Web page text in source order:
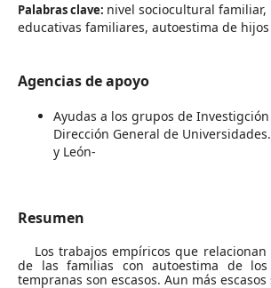
Palabras clave: nivel sociocultural familiar,
educativas familiares, autoestima de
Agencias de apoyo
Ayudas a los grupos de Investigción
Dirección General de
y León-
Resumen
Los trabajos empíricos que
de las familias con autoestima de
tempranas son escasos. Aun más